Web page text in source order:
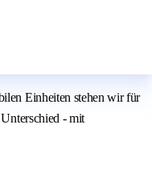
Einheiten stehen wir für
- mit